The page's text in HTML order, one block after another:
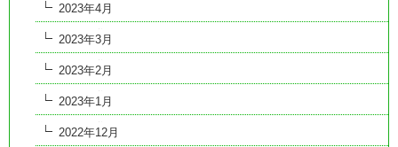
2023年4月
2023年3月
2023年2月
2023年1月
2022年12月